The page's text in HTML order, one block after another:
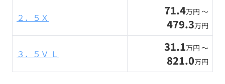
２．５Ｘ 71.4万円 〜
479.3万円
３．５Ｖ Ｌ 31.1万円 〜
821.0万円